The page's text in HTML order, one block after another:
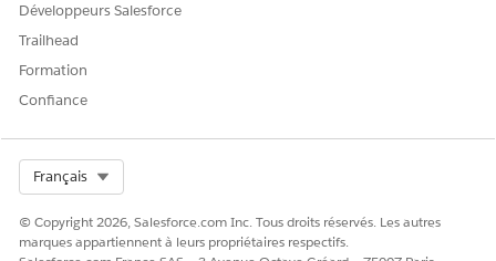
Développeurs Salesforce
Trailhead
Formation
Confiance
Français
© Copyright 2026, Salesforce.com Inc. Tous droits réservés. Les autres
marques appartiennent à leurs propriétaires respectifs.